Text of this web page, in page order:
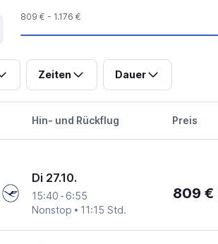
809 € - 1.176 €
Zeiten Dauer
Hin- und Rückflug Preis
Di 27.10.
15:40 - 6:55
Nonstop
11:15 Std.
809 €